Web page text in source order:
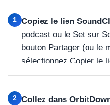
1 Copiez le lien
podcast ou le Set sur
bouton Partager (ou le
sélectionnez Copier le
2 Collez dans